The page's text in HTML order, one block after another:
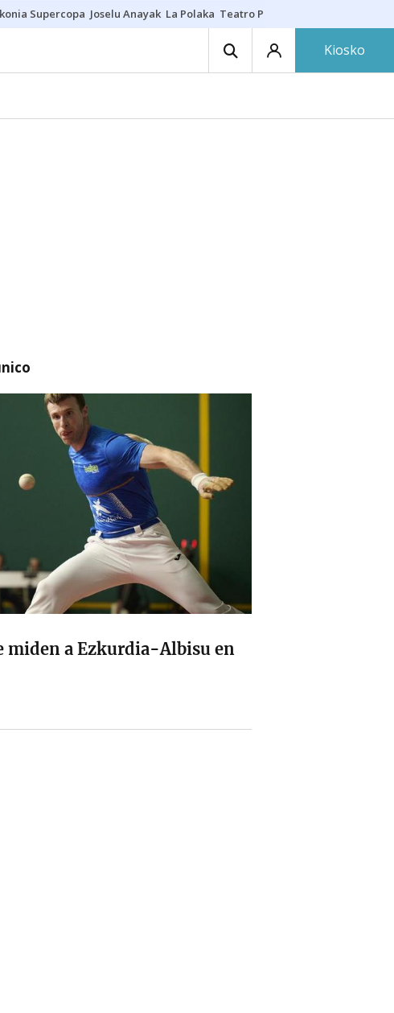
Supercopa Joselu Anayak La Polaka Teatro Principal
Kiosko
miden a Ezkurdia-Albisu en